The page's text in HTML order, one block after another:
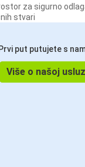
za sigurno
stvari
put putujete s
Više o našoj